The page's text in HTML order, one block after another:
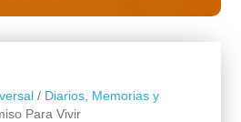
/ Diarios, Memorias y
Para Vivir